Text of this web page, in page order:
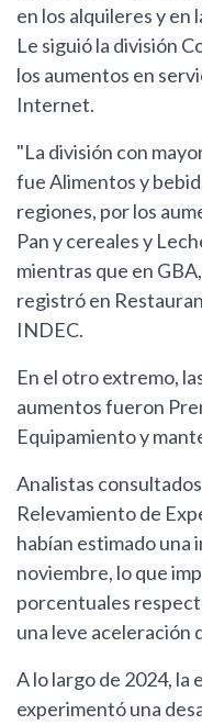
en los alquileres y en
Le siguió la división
los aumentos en
Internet.
"La división con
fue Alimentos y
regiones, por los
Pan y cereales y
mientras que en
registró en
INDEC.
En el otro extremo,
aumentos fueron
Equipamiento y
Analistas
Relevamiento de
habían estimado una
noviembre, lo que
porcentuales
una leve aceleración
A lo largo de 2024, la
experimentó una